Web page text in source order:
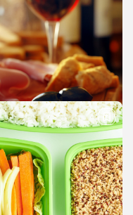
– warto znać ten
jest, by każdy posiłek był
temu mamy siłę do życia i
2025